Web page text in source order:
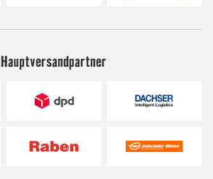
Hauptversandpartner